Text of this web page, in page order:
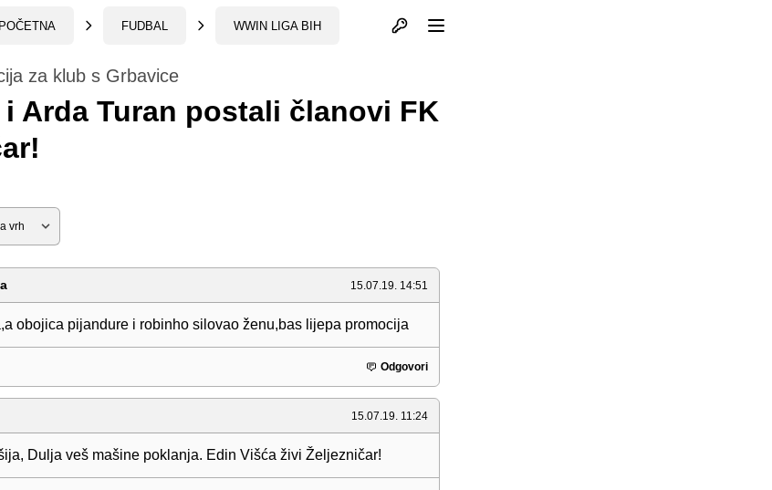
POČETNA FUDBAL WWIN LIGA BIH Otvori profil
za klub s Grbavice
Arda Turan postali članovi FK
15.07.19. 14:51
obojica pijandure i robinho silovao ženu,bas lijepa promocija
Odgovori
15.07.19. 11:24
Dulja veš mašine poklanja. Edin Višća živi Željezničar!